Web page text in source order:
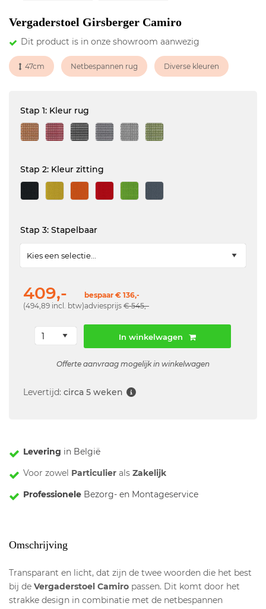
Vergaderstoel Girsberger Camiro
Dit product is in onze showroom aanwezig
47cm Netbespannen rug Diverse kleuren
Stap 1: Kleur rug
Stap 2: Kleur zitting
Stap 3: Stapelbaar
409,-
(494,89 incl. btw)
bespaar € 136,-
adviesprijs € 545,-
In winkelwagen
Offerte aanvraag mogelijk in winkelwagen
Levertijd: circa 5 weken
Levering in België
Voor zowel Particulier als Zakelijk
Professionele Bezorg- en Montageservice
Omschrijving
Transparant en licht, dat zijn de twee woorden die het best
bij de Vergaderstoel Camiro passen. Dit komt door het
strakke design in combinatie met de netbespannen